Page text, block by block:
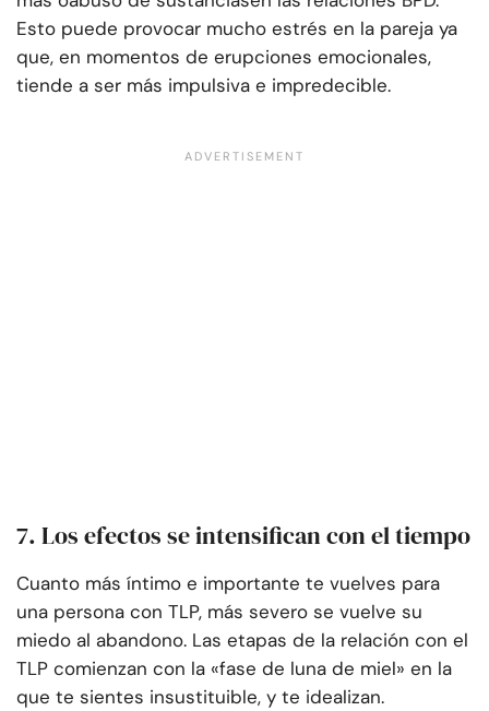
Esto puede provocar mucho estrés en la pareja ya
que, en momentos de erupciones emocionales,
tiende a ser más impulsiva e impredecible.
7. Los efectos se intensifican con el tiempo
Cuanto más íntimo e importante te vuelves para
una persona con TLP, más severo se vuelve su
miedo al abandono. Las etapas de la relación con el
TLP comienzan con la «fase de luna de miel» en la
que te sientes insustituible, y te idealizan.